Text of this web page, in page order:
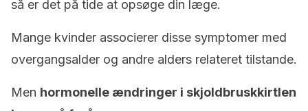
så er det på tide at opsøge din læge.
Mange kvinder associerer disse symptomer med
overgangsalder og andre alders relateret tilstande.
Men hormonelle ændringer i skjoldbruskkirtlen